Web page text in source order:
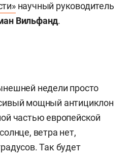
научный руководитель
Вильфанд.
недели просто
мощный антициклон
частью европейской
ветра нет,
Так будет